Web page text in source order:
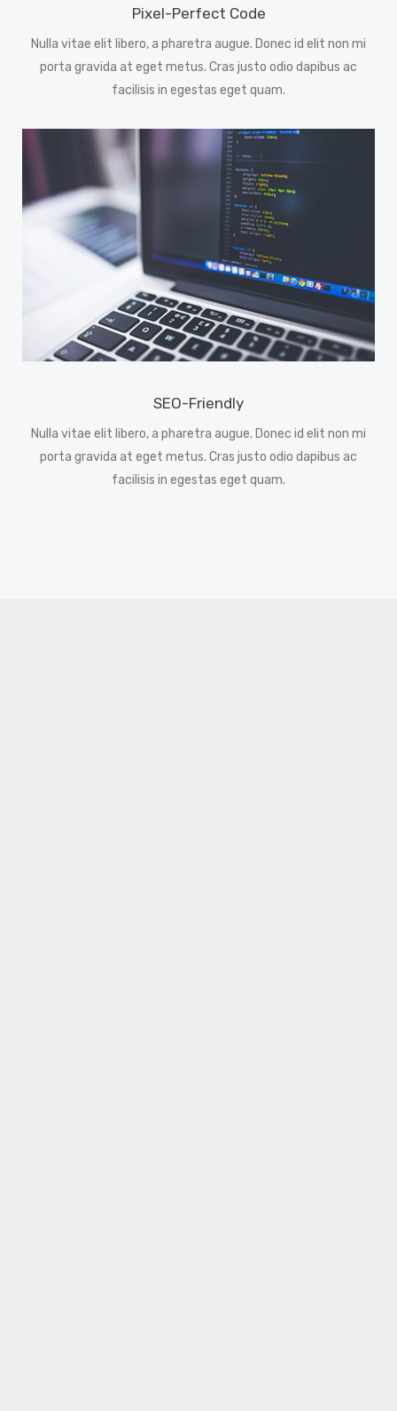
Pixel-Perfect Code
Nulla vitae elit libero, a pharetra augue. Donec id elit non mi
porta gravida at eget metus. Cras justo odio dapibus ac
facilisis in egestas eget quam.
SEO-Friendly
Nulla vitae elit libero, a pharetra augue. Donec id elit non mi
porta gravida at eget metus. Cras justo odio dapibus ac
facilisis in egestas eget quam.